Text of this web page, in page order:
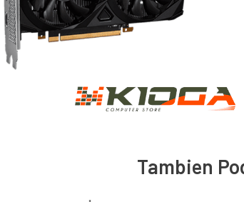
Tambien